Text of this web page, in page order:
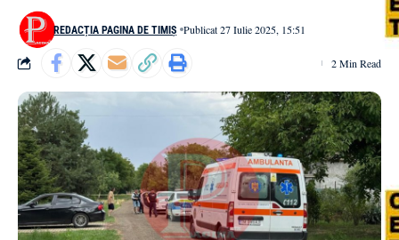
REDACȚIA PAGINA DE TIMIȘ Publicat 27 Iulie 2025, 15:51
2 Min Read